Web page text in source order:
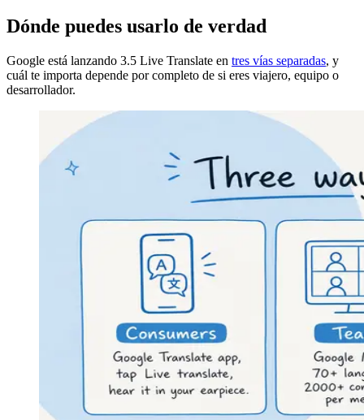
Dónde puedes usarlo de verdad
Google está lanzando 3.5 Live Translate en tres vías separadas, y
cuál te importa depende por completo de si eres viajero, equipo o
desarrollador.